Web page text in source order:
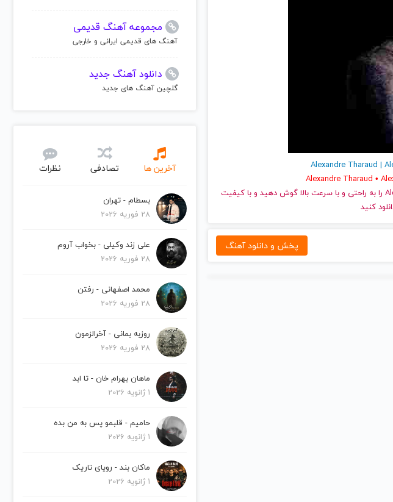
و قدیمی Alexandre Tharaud | Alexandre Tharaud را به راحتی و با سرعت بالا گوش دهید و با کیفیت
پخش و دانلود آهنگ
مجموعه آهنگ قدیمی
آهنگ های قدیمی ایرانی و خارجی
دانلود آهنگ جدید
گلچین آهنگ های جدید
آخرین ها تصادفی نظرات
بسطام - تهران
28 فوریه 2026
علی زند وکیلی - بخواب آروم
28 فوریه 2026
محمد اصفهانی - رفتن
28 فوریه 2026
روزبه بمانی - آخرالزمون
28 فوریه 2026
ماهان بهرام خان - تا ابد
1 ژانویه 2026
حامیم - قلبمو پس به من بده
1 ژانویه 2026
ماکان بند - رویای تاریک
1 ژانویه 2026